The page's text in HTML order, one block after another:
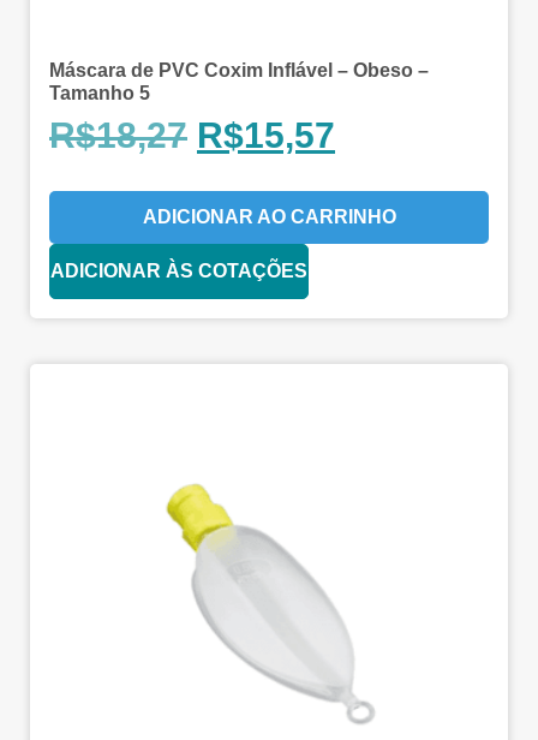
Máscara de PVC Coxim Inflável – Obeso –
Tamanho 5
R$18,27 R$15,57
ADICIONAR AO CARRINHO
ADICIONAR ÀS COTAÇÕES